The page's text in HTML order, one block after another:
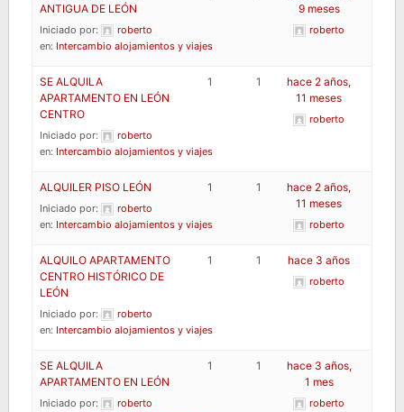
ANTIGUA DE LEÓN
Iniciado por:
roberto
en: Intercambio alojamientos y viajes
9 meses
roberto
SE ALQUILA
APARTAMENTO EN LEÓN
CENTRO
Iniciado por:
roberto
en: Intercambio alojamientos y viajes
1 1
hace 2 años,
11 meses
roberto
ALQUILER PISO LEÓN
Iniciado por:
roberto
en: Intercambio alojamientos y viajes
1 1
hace 2 años,
11 meses
roberto
ALQUILO APARTAMENTO
CENTRO HISTÓRICO DE
LEÓN
Iniciado por:
roberto
en: Intercambio alojamientos y viajes
1 1 hace 3 años
roberto
SE ALQUILA
APARTAMENTO EN LEÓN
Iniciado por:
roberto
1 1
hace 3 años,
1 mes
roberto